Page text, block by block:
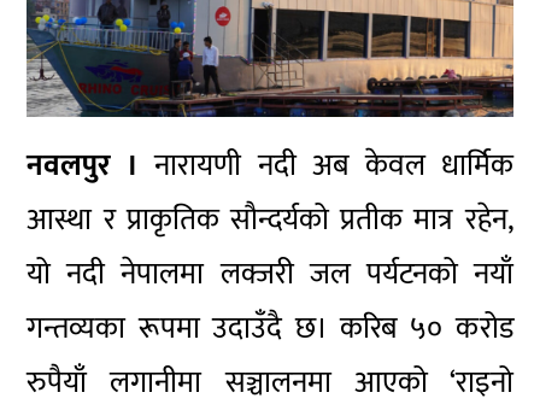
नवलपुर ।नारायणी नदी अब केवल धार्मिक
आस्था र प्राकृतिक सौन्दर्यको प्रतीक मात्र रहेन,
यो नदी नेपालमा लक्जरी जल पर्यटनको नयाँ
गन्तव्यका रूपमा उदाउँदै छ। करिब ५० करोड
रुपैयाँ लगानीमा सञ्चालनमा आएको ‘राइनो